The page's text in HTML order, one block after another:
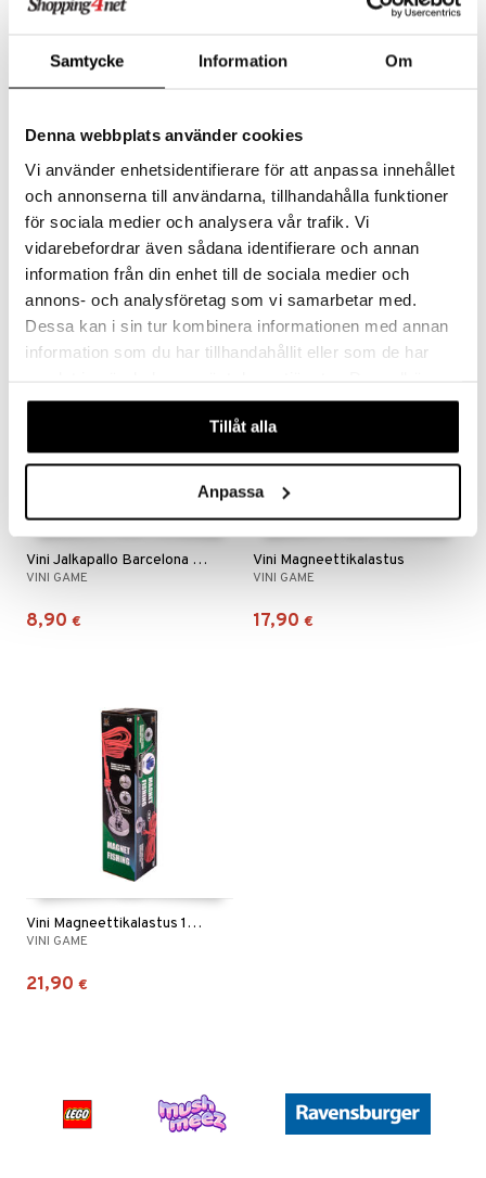
Samtycke Information Om
Denna webbplats använder cookies
Vi använder enhetsidentifierare för att anpassa innehållet
och annonserna till användarna, tillhandahålla funktioner
för sociala medier och analysera vår trafik. Vi
vidarebefordrar även sådana identifierare och annan
information från din enhet till de sociala medier och
annons- och analysföretag som vi samarbetar med.
Dessa kan i sin tur kombinera informationen med annan
information som du har tillhandahållit eller som de har
våra cookies vid fortsatt användande av vår webbplats.
Tillåt alla
Anpassa
Hiekkalaatikkosetti, 6 osaa
VN LEK
5,50 €
Vini 4-in-1 Puupeli
VINI GAME
15,90 €
Vini Jalkapallo Barcelona Koko 5
VINI GAME
8,90 €
Vini Magneettikalastus
VINI GAME
17,90 €
Vini Magneettikalastus 100 kg
VINI GAME
21,90 €